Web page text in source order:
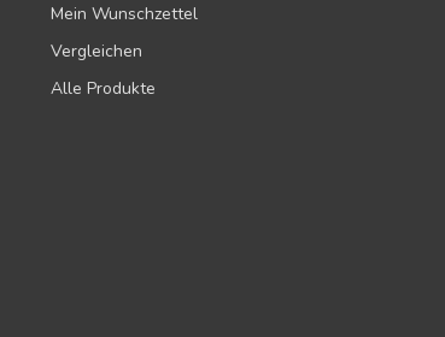
Mein Wunschzettel
Vergleichen
Alle Produkte